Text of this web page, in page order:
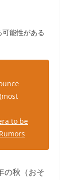
能性がある
to be
の秋（おそ